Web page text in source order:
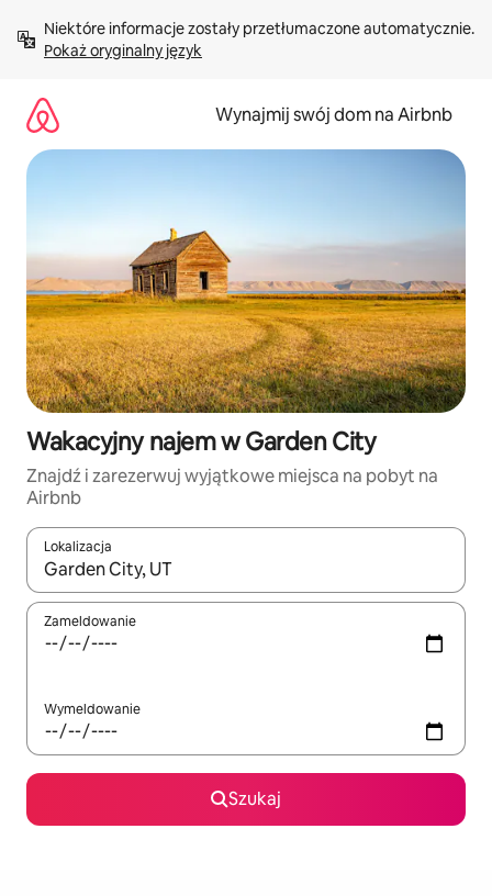
treści Pokaż oryginalny język
Wynajmij swój dom na Airbnb
Wakacyjny najem w Garden City
Znajdź i zarezerwuj wyjątkowe miejsca na pobyt na
Airbnb
Lokalizacja
Gdy wyniki będą dostępne, możesz poruszać się po nich za
Zameldowanie
Wymeldowanie
Szukaj